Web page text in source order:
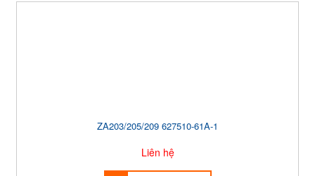
ZA203/205/209 627510-61A-1
Liên hệ